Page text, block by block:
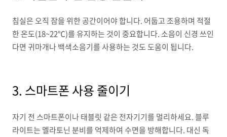
침실은 오직 잠을 위한 공간이어야 합니다. 어둡고 조용하며 적절
한 온도(18~22℃)를 유지하는 것이 중요합니다. 소음이 신경 쓰인
다면 귀마개나 백색소음기를 사용하는 것도 도움이 됩니다.
3. 스마트폰 사용 줄이기
자기 전 스마트폰이나 태블릿 같은 전자기기를 멀리하세요. 블루
라이트는 멜라토닌 분비를 억제하여 수면을 방해합니다. 대신 독